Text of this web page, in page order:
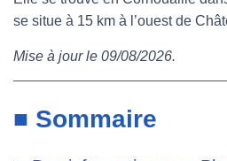
e
b
o
t
t
r
t
e
e
b
se situe à 15 km à l’ouest de
Mise à jour le 09/08/2026.
■ Sommaire